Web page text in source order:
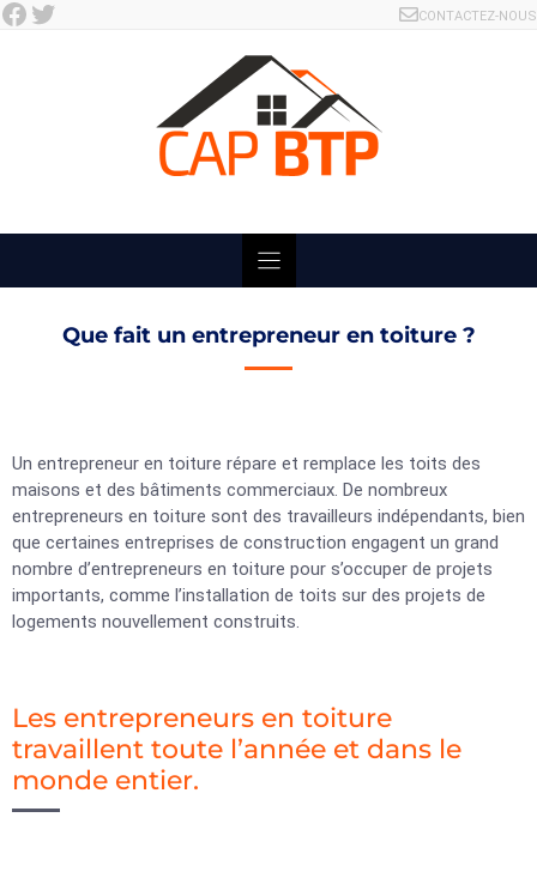
Skip
Facebook Twitter CONTACTEZ-NOUS
Que fait un entrepreneur en toiture ?
Un entrepreneur en toiture répare et remplace les toits des
maisons et des bâtiments commerciaux. De nombreux
entrepreneurs en toiture sont des travailleurs indépendants, bien
que certaines entreprises de construction engagent un grand
nombre d’entrepreneurs en toiture pour s’occuper de projets
importants, comme l’installation de toits sur des projets de
logements nouvellement construits.
Les entrepreneurs en toiture
travaillent toute l’année et dans le
monde entier.